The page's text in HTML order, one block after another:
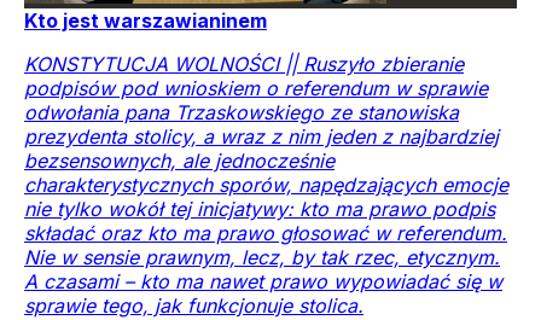
Kto jest warszawianinem
KONSTYTUCJA WOLNOŚCI || Ruszyło zbieranie
podpisów pod wnioskiem o referendum w sprawie
odwołania pana Trzaskowskiego ze stanowiska
prezydenta stolicy, a wraz z nim jeden z najbardziej
bezsensownych, ale jednocześnie
charakterystycznych sporów, napędzających emocje
nie tylko wokół tej inicjatywy: kto ma prawo podpis
składać oraz kto ma prawo głosować w referendum.
Nie w sensie prawnym, lecz, by tak rzec, etycznym.
A czasami – kto ma nawet prawo wypowiadać się w
sprawie tego, jak funkcjonuje stolica.